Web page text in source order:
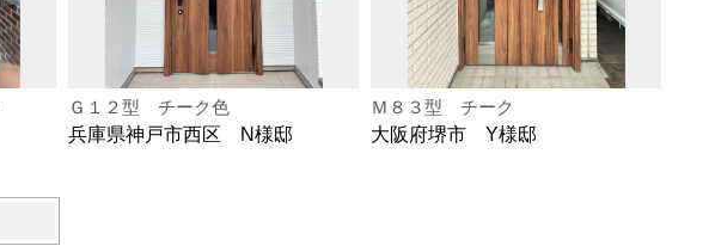
Ｇ１２型 チーク色
兵庫県神戸市西区 N様邸
Ｍ８３型 チーク
大阪府堺市 Y様邸